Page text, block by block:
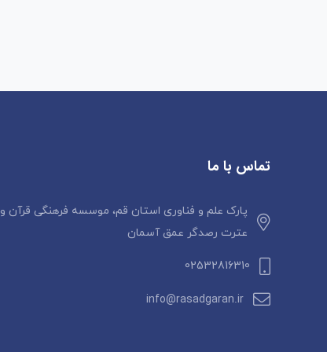
تماس با ما
پارک علم و فناوری استان قم، موسسه فرهنگی قرآن و
عترت رصدگر عمق آسمان
02532816310
info@rasadgaran.ir